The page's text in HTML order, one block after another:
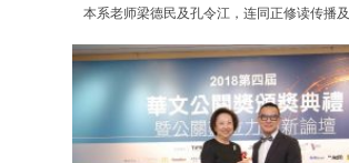
本系老师梁德民及孔令江，连同正修读传播及